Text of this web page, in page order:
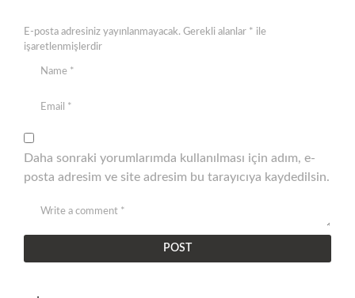
E-posta adresiniz yayınlanmayacak. Gerekli alanlar * ile
işaretlenmişlerdir
Daha sonraki yorumlarımda kullanılması için adım, e-
posta adresim ve site adresim bu tarayıcıya kaydedilsin.